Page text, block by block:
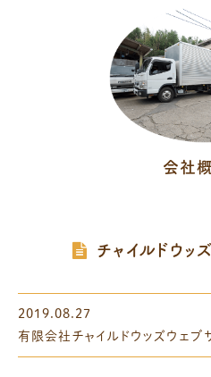
会社
チャイルドウッ
2019.08.27
有限会社チャイルドウッズウェブ